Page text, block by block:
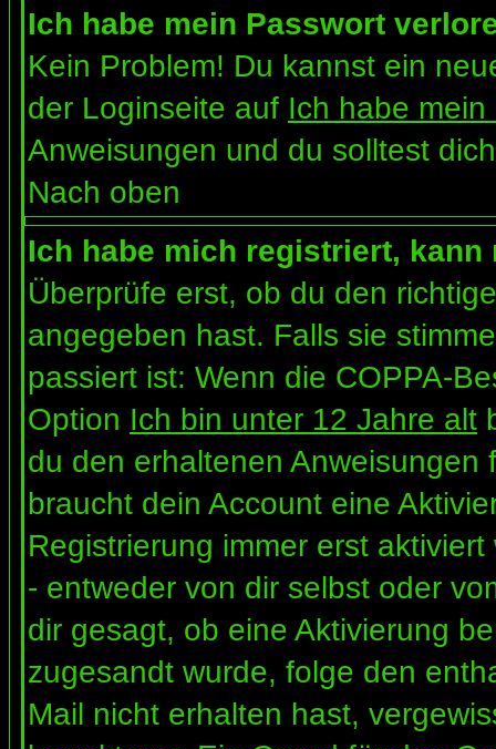
Ich habe mein Passwort
Kein Problem! Du kannst ein
der Loginseite auf Ich habe
Anweisungen und du solltest
Nach oben
Ich habe mich registriert,
Überprüfe erst, ob du den
angegeben hast. Falls sie
passiert ist: Wenn die COPPA-
Option Ich bin unter 12 Jahre alt
du den erhaltenen
braucht dein Account eine
Registrierung immer erst
- entweder von dir selbst oder
dir gesagt, ob eine Aktivierung
zugesandt wurde, folge den
Mail nicht erhalten hast,